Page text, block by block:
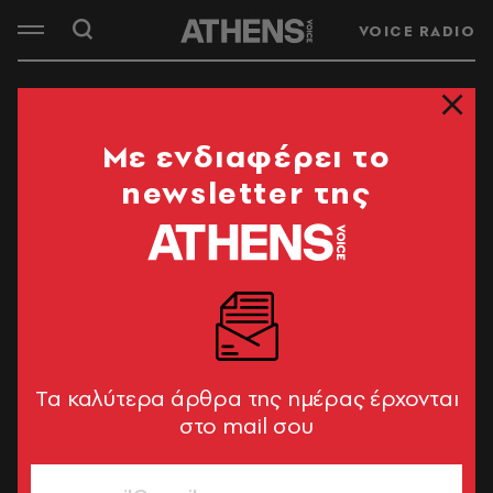
VOICE RADIO
Mε ενδιαφέρει το
newsletter της
Tα καλύτερα άρθρα της ημέρας έρχονται
στο mail σου